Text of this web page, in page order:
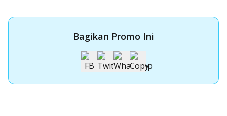
Bagikan Promo Ini
Apply Kartu Kredit OCBC